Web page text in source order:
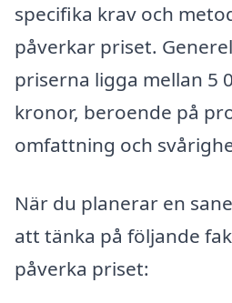
specifika krav och
påverkar priset.
priserna ligga mellan 5
kronor, beroende på
omfattning och
När du planerar en
att tänka på följande
påverka priset: